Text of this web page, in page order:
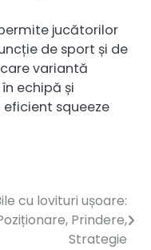
jucătorilor
de sport și de
variantă
echipă și
squeeze
cu lovituri ușoare:
Prindere,
Strategie